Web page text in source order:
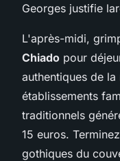
Georges justifie
L'après-midi,
Chiado pour
authentiques de
établissements
traditionnels
15 euros.
gothiques du